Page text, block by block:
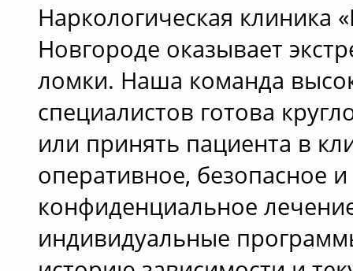
Наркологическая
Новгороде оказывает
ломки. Наша команда
специалистов готова
или принять пациента в
оперативное, безопасное
конфиденциальное
индивидуальные